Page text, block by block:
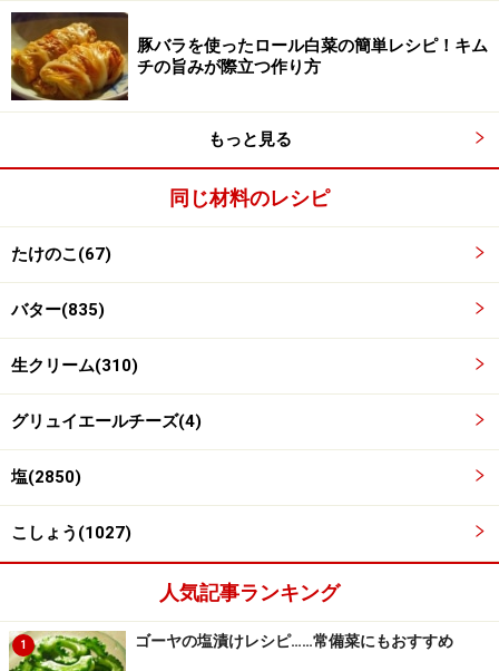
Amazonで人気レシピの書籍をチェック！
楽天市場で人気レシピの書籍をチェック！
豚バラを使ったロール白菜の簡単レシピ！キム
チの旨みが際立つ作り方
もっと見る
同じ材料のレシピ
たけのこ(67)
バター(835)
生クリーム(310)
グリュイエールチーズ(4)
塩(2850)
こしょう(1027)
人気記事ランキング
1 ゴーヤの塩漬けレシピ……常備菜にもおすすめ